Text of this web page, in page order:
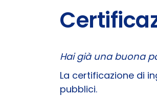
Hai già una buona
La certificazione di
pubblici.